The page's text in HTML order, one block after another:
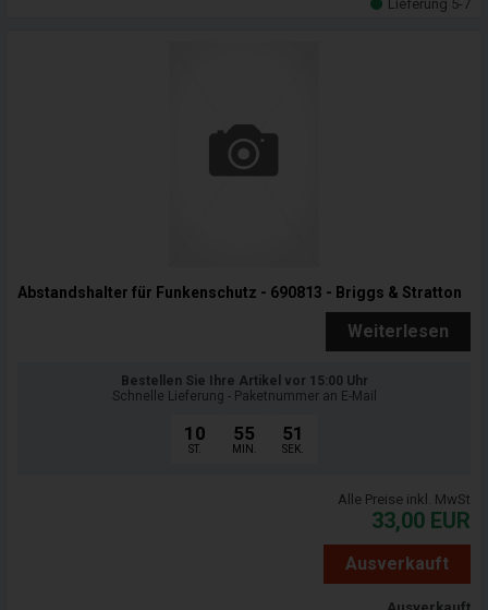
Lieferung 5-7
Abstandshalter für Funkenschutz - 690813 - Briggs & Stratton
Weiterlesen
Bestellen Sie Ihre Artikel vor 15:00 Uhr
Schnelle Lieferung - Paketnummer an E-Mail
10
ST.
55
MIN.
50
SEK.
Alle Preise inkl. MwSt
33,00 EUR
Ausverkauft